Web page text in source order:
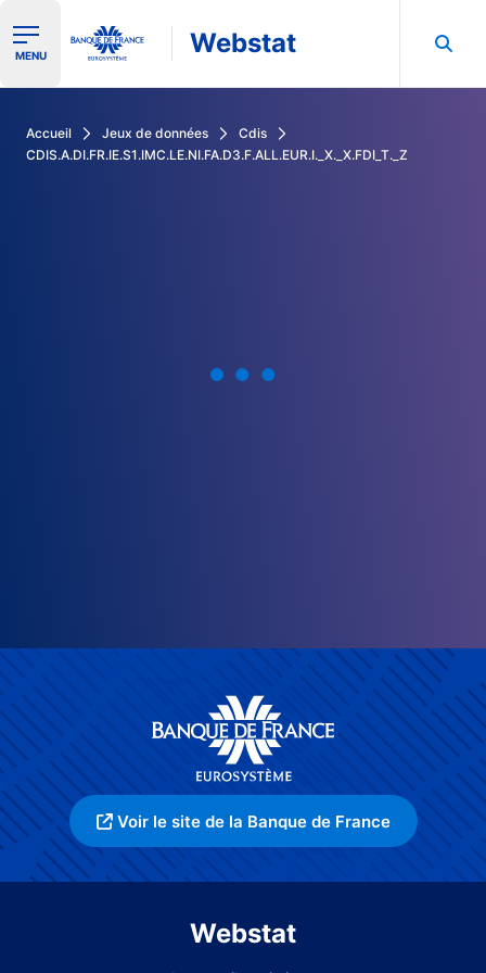
Ouvrir le menu de navigation
MENU Webstat
Accueil Jeux de données
Cdis
CDIS.A.DI.FR.IE.S1.IMC.LE.NI.FA.D3.F.ALL.EUR.I._X._X.FDI_T._Z
Voir le site de la Banque de France
Webstat